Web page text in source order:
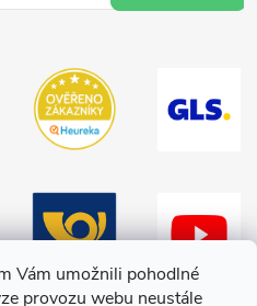
Vám umožnili pohodlné
provozu webu neustále